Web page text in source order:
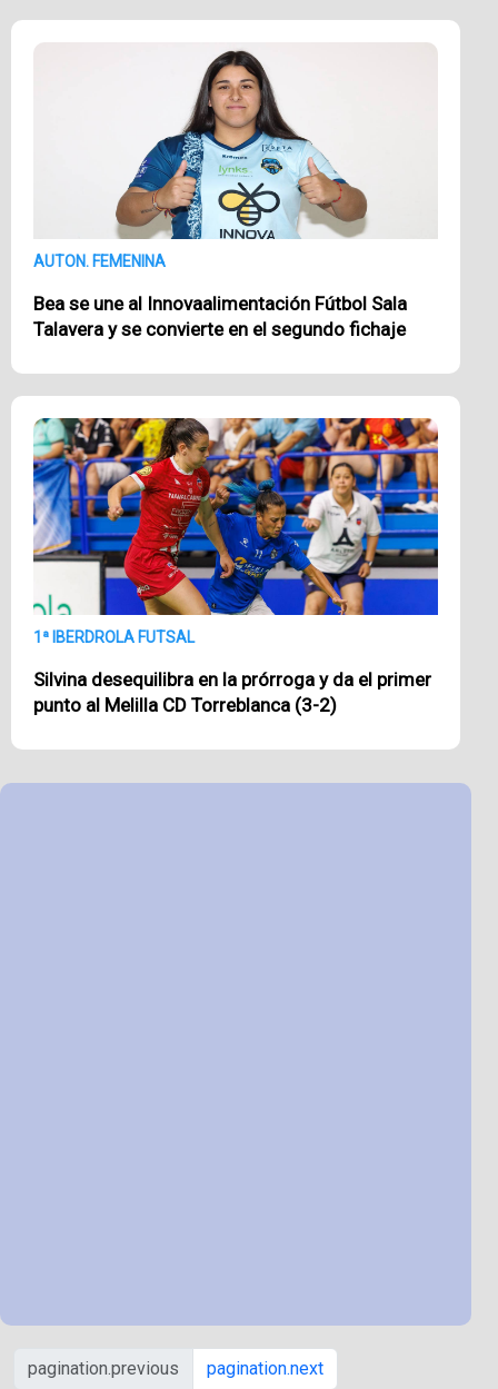
AUTON. FEMENINA
Bea se une al Innovaalimentación Fútbol Sala
Talavera y se convierte en el segundo fichaje
1ª IBERDROLA FUTSAL
Silvina desequilibra en la prórroga y da el primer
punto al Melilla CD Torreblanca (3-2)
pagination.previous pagination.next